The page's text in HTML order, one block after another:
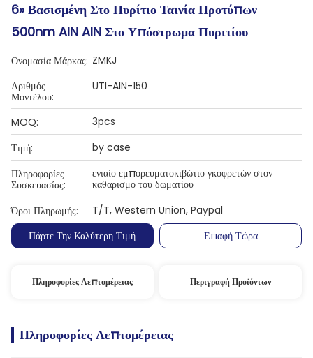
6» Βασισμένη Στο Πυρίτιο Ταινία Προτύπων
500nm AlN AlN Στο Υπόστρωμα Πυριτίου
Ονομασία Μάρκας: ZMKJ
Αριθμός
Μοντέλου:
UTI-AlN-150
MOQ:
3pcs
Τιμή:
by case
Πληροφορίες
Συσκευασίας:
ενιαίο εμπορευματοκιβώτιο γκοφρετών στον
καθαρισμό του δωματίου
Όροι Πληρωμής:
T/T, Western Union, Paypal
Πάρτε Την Καλύτερη Τιμή
Επαφή Τώρα
Πληροφορίες Λεπτομέρειας Περιγραφή Προϊόντων
Πληροφορίες Λεπτομέρειας